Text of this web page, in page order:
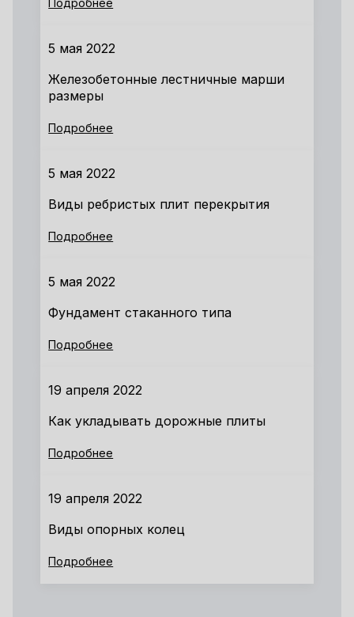
Подробнее
5 мая 2022
Железобетонные лестничные марши
размеры
Подробнее
5 мая 2022
Виды ребристых плит перекрытия
Подробнее
5 мая 2022
Фундамент стаканного типа
Подробнее
19 апреля 2022
Как укладывать дорожные плиты
Подробнее
19 апреля 2022
Виды опорных колец
Подробнее